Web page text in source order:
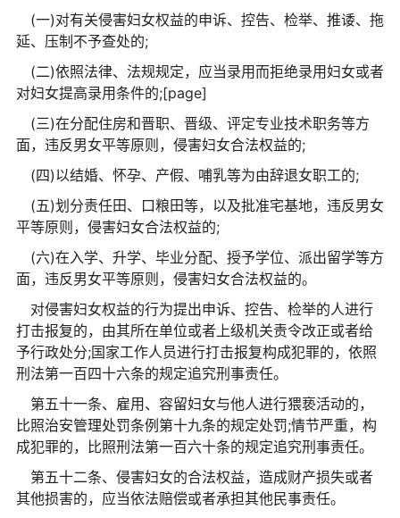
(一)对有关侵害妇女权益的申诉、控告、检举、推诿、拖
延、压制不予查处的;
(二)依照法律、法规规定，应当录用而拒绝录用妇女或者
对妇女提高录用条件的;[page]
(三)在分配住房和晋职、晋级、评定专业技术职务等方
面，违反男女平等原则，侵害妇女合法权益的;
(四)以结婚、怀孕、产假、哺乳等为由辞退女职工的;
(五)划分责任田、口粮田等，以及批准宅基地，违反男女
平等原则，侵害妇女合法权益的;
(六)在入学、升学、毕业分配、授予学位、派出留学等方
面，违反男女平等原则，侵害妇女合法权益的。
对侵害妇女权益的行为提出申诉、控告、检举的人进行
打击报复的，由其所在单位或者上级机关责令改正或者给
予行政处分;国家工作人员进行打击报复构成犯罪的，依照
刑法第一百四十六条的规定追究刑事责任。
第五十一条、雇用、容留妇女与他人进行猥亵活动的，
比照治安管理处罚条例第十九条的规定处罚;情节严重，构
成犯罪的，比照刑法第一百六十条的规定追究刑事责任。
第五十二条、侵害妇女的合法权益，造成财产损失或者
其他损害的，应当依法赔偿或者承担其他民事责任。